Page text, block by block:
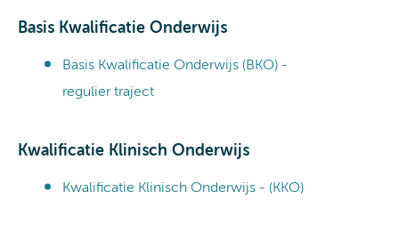
Basis Kwalificatie Onderwijs
Basis Kwalificatie Onderwijs (BKO) -
regulier traject
Kwalificatie Klinisch Onderwijs
Kwalificatie Klinisch Onderwijs - (KKO)